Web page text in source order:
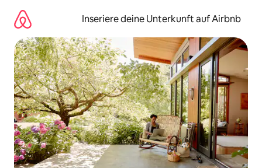
Inhalten
springen
Inseriere deine Unterkunft auf Airbnb